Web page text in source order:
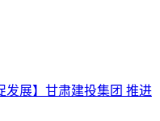
发展】甘肃建投集团 推进